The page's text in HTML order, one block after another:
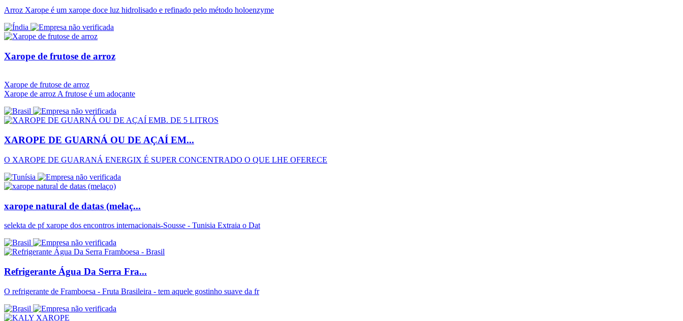
Arroz Xarope é um xarope doce luz hidrolisado e refinado pelo método holoenzyme
Xarope de frutose de arroz
Xarope de frutose de arroz
Xarope de arroz A frutose é um adoçante
XAROPE DE GUARNÁ OU DE AÇAÍ EM...
O XAROPE DE GUARANÁ ENERGIX É SUPER CONCENTRADO O QUE LHE OFERECE
xarope natural de datas (melaç...
selekta de pf xarope dos encontros internacionais-Sousse - Tunisia Extraia o Dat
Refrigerante Água Da Serra Fra...
O refrigerante de Framboesa - Fruta Brasileira - tem aquele gostinho suave da fr